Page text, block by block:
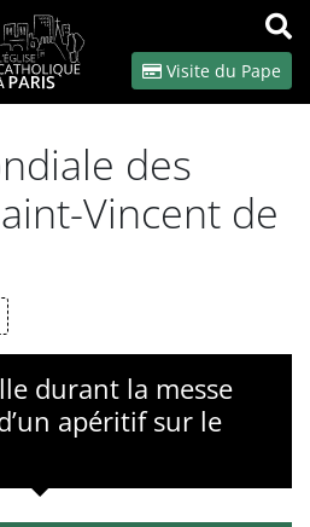
OK
Visite du Pape
des
Vincent de
durant la messe
apéritif sur le